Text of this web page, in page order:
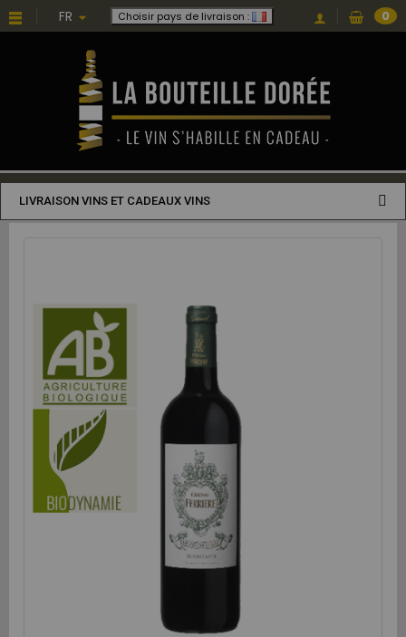
FR Choisir pays de livraison : 0
LIVRAISON VINS ET CADEAUX VINS